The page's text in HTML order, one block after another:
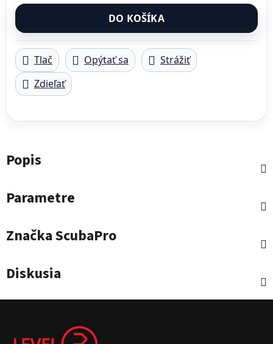
DO KOŠÍKA
Tlač Opýtať sa
Strážiť
Zdieľať
Popis
Parametre
ZnačkaScubaPro
Diskusia